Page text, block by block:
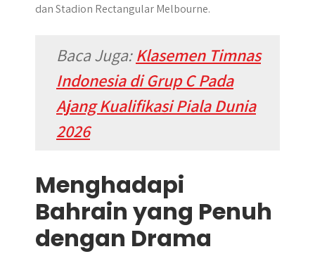
dan Stadion Rectangular Melbourne.
Baca Juga:Klasemen Timnas
Indonesia di Grup C Pada
Ajang Kualifikasi Piala Dunia
2026
Menghadapi
Bahrain yang Penuh
dengan Drama